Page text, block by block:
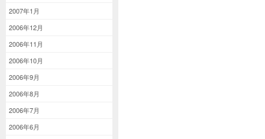
2007年1月
2006年12月
2006年11月
2006年10月
2006年9月
2006年8月
2006年7月
2006年6月